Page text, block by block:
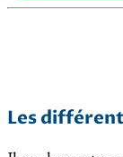
Les